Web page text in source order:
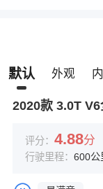
默认 外观
2020款 3.0T
评分： 4.88分
行驶里程： 600公